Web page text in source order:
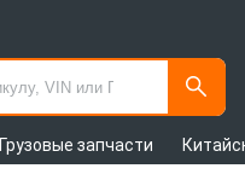
Грузовые запчасти